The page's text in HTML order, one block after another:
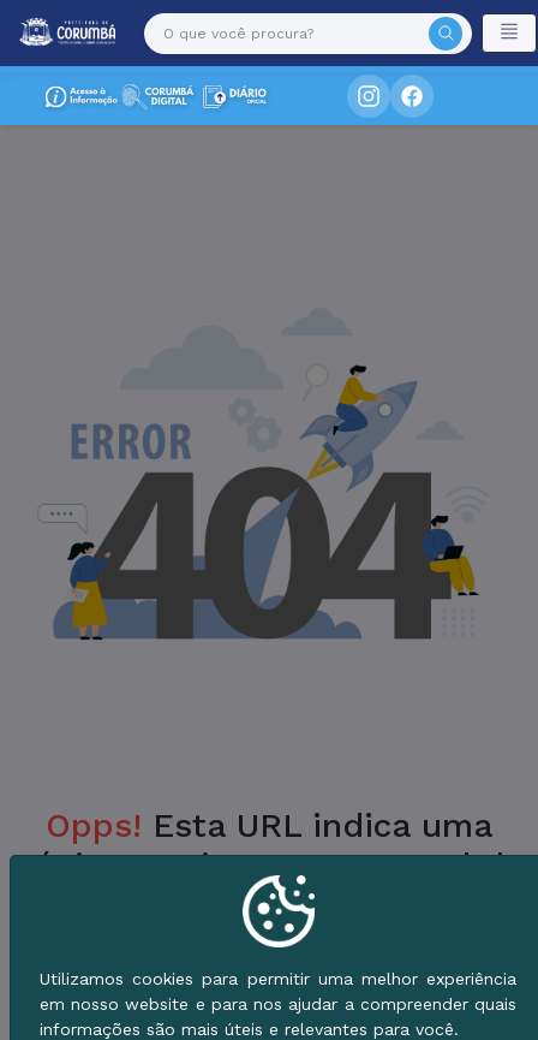
Opps! Esta URL indica uma
Página Inexistente no Portal da
Prefeitura.
Verifique a URL ou vá para o Início e use o
Menu de Serviços.
Utilizamos cookies para permitir uma melhor experiência
em nosso website e para nos ajudar a compreender quais
informações são mais úteis e relevantes para você.